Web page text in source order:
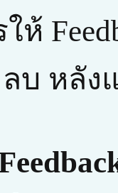
ห้
ลบ หลั